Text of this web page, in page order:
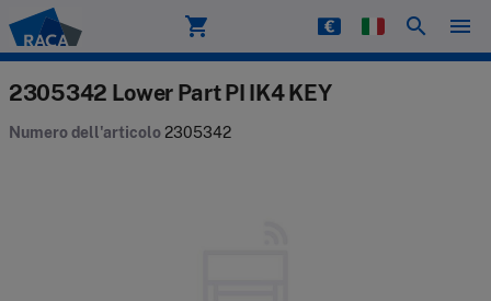
Raca shopping_cart search menu
2305342 Lower Part PI IK4 KEY
Numero dell'articolo 2305342